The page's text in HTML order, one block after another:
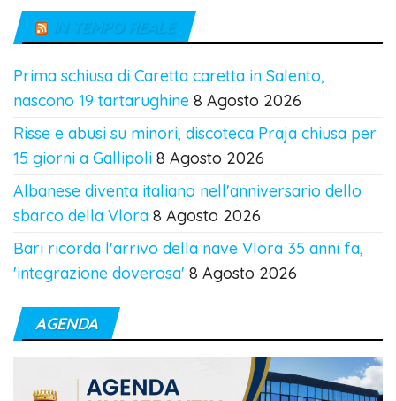
IN TEMPO REALE
Prima schiusa di Caretta caretta in Salento,
nascono 19 tartarughine 8 Agosto 2026
Risse e abusi su minori, discoteca Praja chiusa per
15 giorni a Gallipoli 8 Agosto 2026
Albanese diventa italiano nell'anniversario dello
sbarco della Vlora 8 Agosto 2026
Bari ricorda l'arrivo della nave Vlora 35 anni fa,
'integrazione doverosa' 8 Agosto 2026
AGENDA